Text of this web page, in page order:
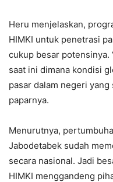
Heru menjelaskan,
HIMKI untuk penetrasi
cukup besar potensinya.
saat ini dimana kondisi
pasar dalam negeri
paparnya.
Menurutnya,
Jabodetabek sudah
secara nasional. Jadi
HIMKI menggandeng